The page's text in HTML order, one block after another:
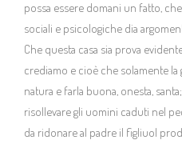
possa essere domani un fatto,
sociali e psicologiche dia
Che questa casa sia prova
crediamo e cioè che solamente
natura e farla buona, onesta,
risollevare gli uomini caduti nel
da ridonare al padre il figliuol